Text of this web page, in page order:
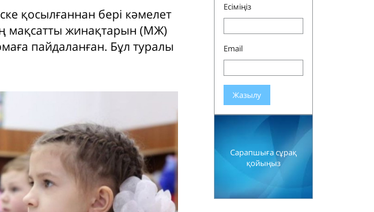
қосылғаннан бері кәмелет
мақсатты жинақтарын (МЖ)
пайдаланған. Бұл туралы
Есіміңіз
Email
Жазылу
Сарапшыға сұрақ
қойыңыз